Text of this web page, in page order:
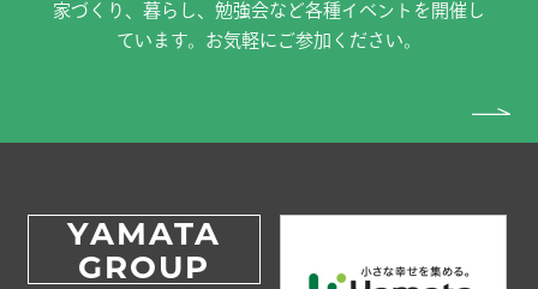
家づくり、暮らし、勉強会など各種イベントを開催し
ています。お気軽にご参加ください。
YAMATA
GROUP